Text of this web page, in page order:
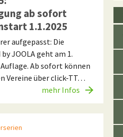
ab sofort
1.1.2025
aufgepasst: Die
JOOLA geht am 1.
Ab sofort können
Vereine über click-TT…
mehr Infos